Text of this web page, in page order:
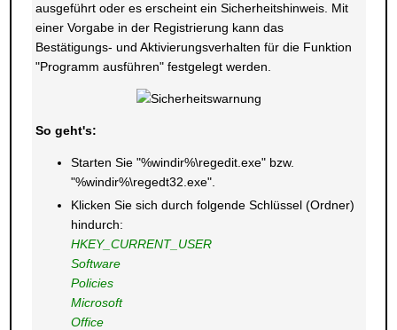
ausgeführt oder es erscheint ein Sicherheitshinweis. Mit
einer Vorgabe in der Registrierung kann das
Bestätigungs- und Aktivierungsverhalten für die Funktion
"Programm ausführen" festgelegt werden.
So geht's:
Starten Sie "%windir%\regedit.exe" bzw.
"%windir%\regedt32.exe".
Klicken Sie sich durch folgende Schlüssel (Ordner)
hindurch:
HKEY_CURRENT_USER
Software
Policies
Microsoft
Office